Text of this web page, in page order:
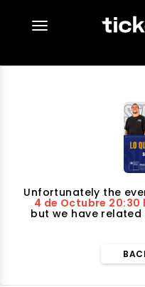
desplegar
Unfortunately the
4 de Octubre 20:30
but we have